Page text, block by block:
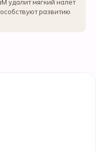
удалит мягкий налёт
развитию